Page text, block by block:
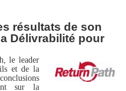
résultats de son
Délivrabilité pour
le leader
et de la
sur la